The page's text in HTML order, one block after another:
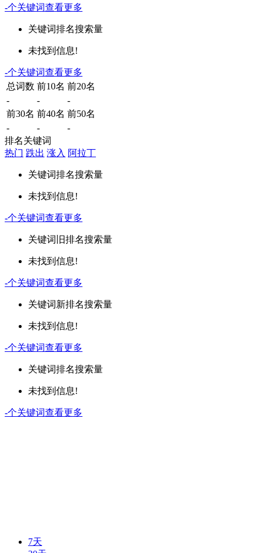
-个关键词查看更多
关键词排名搜索量
未找到信息!
-个关键词查看更多
总词数 前10名 前20名
-
-
-
前30名 前40名 前50名
-
-
-
排名关键词
热门 跌出 涨入 阿拉丁
关键词排名搜索量
未找到信息!
-个关键词查看更多
关键词 旧排名搜索量
未找到信息!
-个关键词查看更多
关键词新排名搜索量
未找到信息!
-个关键词查看更多
关键词排名搜索量
未找到信息!
-个关键词查看更多
7天